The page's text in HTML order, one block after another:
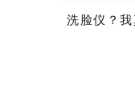
洗脸仪？